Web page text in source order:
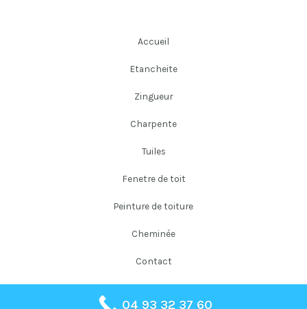
Accueil
Etancheite
Zingueur
Charpente
Tuiles
Fenetre de toit
Peinture de toiture
Cheminée
Contact
Copyright © 2026 Falloni Couverture Père et Fils
04 93 32 37 60